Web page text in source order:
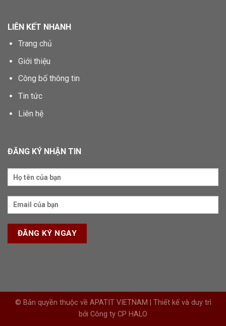
LIÊN KẾT NHANH
Trang chủ
Giới thiệu
Công bố thông tin
Tin tức
Liên hệ
ĐĂNG KÝ NHẬN TIN
© Bản quyền thuộc về APATIT VIETNAM | Thiết kế và duy trì
bởi Công ty CP HALO